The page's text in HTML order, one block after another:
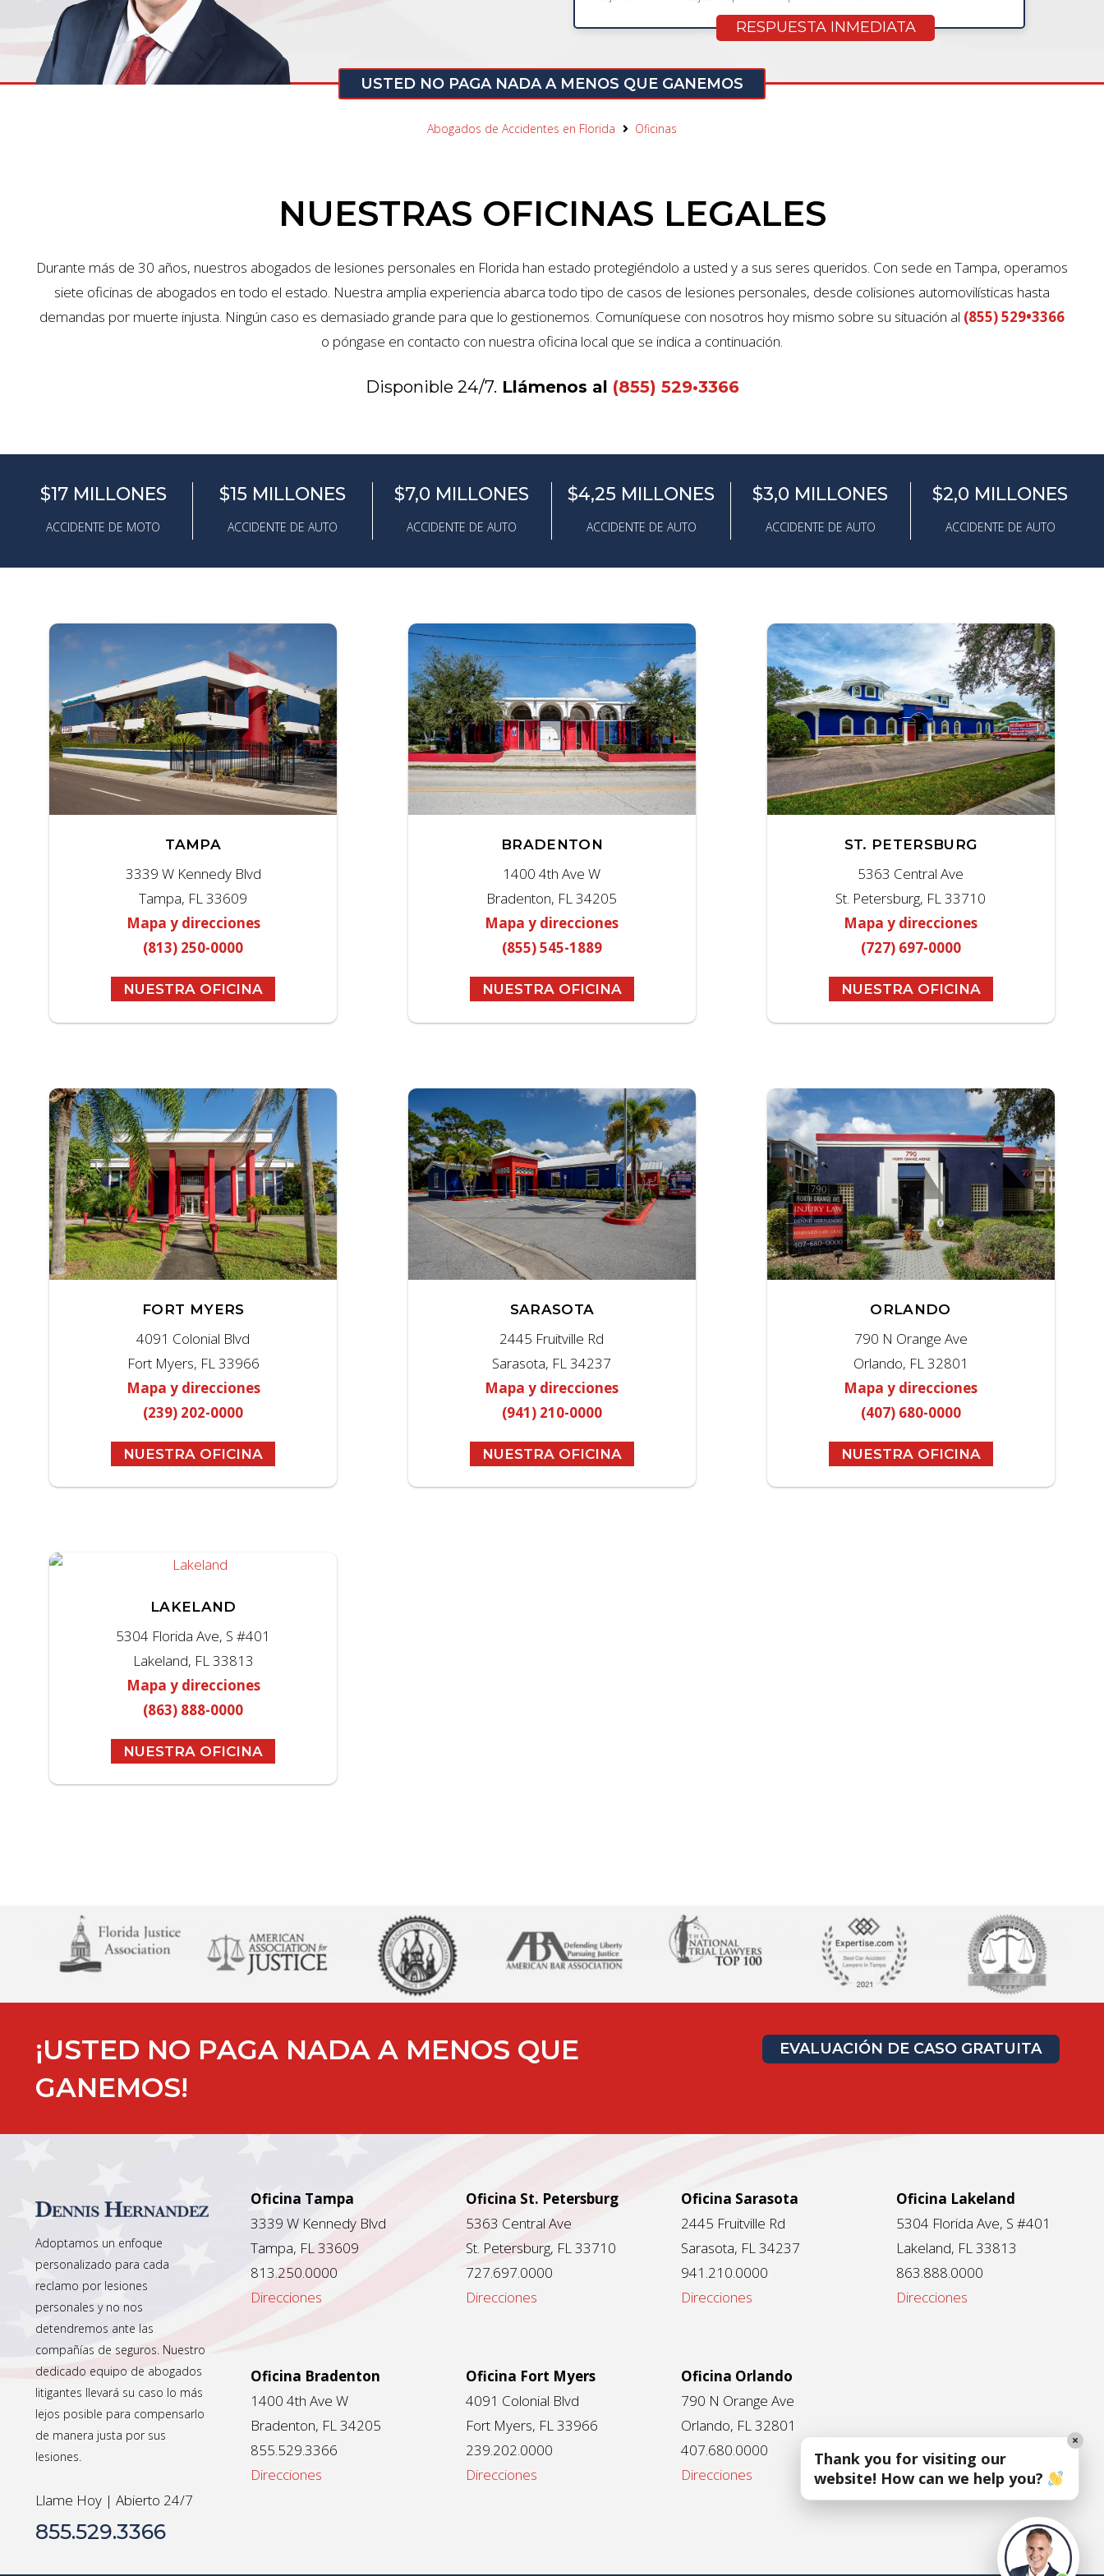
USTED NO PAGA NADA A MENOS QUE GANEMOS
Abogados de Accidentes en Florida Oficinas
NUESTRAS OFICINAS LEGALES
Durante más de 30 años, nuestros abogados de lesiones personales en Florida han estado protegiéndolo a usted y a sus seres queridos. Con sede en Tampa, operamos
siete oficinas de abogados en todo el estado. Nuestra amplia experiencia abarca todo tipo de casos de lesiones personales, desde colisiones automovilísticas hasta
demandas por muerte injusta. Ningún caso es demasiado grande para que lo gestionemos. Comuníquese con nosotros hoy mismo sobre su situación al (855) 529•3366
o póngase en contacto con nuestra oficina local que se indica a continuación.
Disponible 24/7. Llámenos al (855) 529•3366
$17 MILLONES
ACCIDENTE DE MOTO
$15 MILLONES
ACCIDENTE DE AUTO
$7,0 MILLONES
ACCIDENTE DE AUTO
$4,25 MILLONES
ACCIDENTE DE AUTO
$3,0 MILLONES
ACCIDENTE DE AUTO
$2,0 MILLONES
ACCIDENTE DE AUTO
TAMPA
3339 W Kennedy Blvd
Tampa, FL 33609
Mapa y direcciones
(813) 250-0000
NUESTRA OFICINA
BRADENTON
1400 4th Ave W
Bradenton, FL 34205
Mapa y direcciones
(855) 545-1889
NUESTRA OFICINA
ST. PETERSBURG
5363 Central Ave
St. Petersburg, FL 33710
Mapa y direcciones
(727) 697-0000
NUESTRA OFICINA
FORT MYERS
4091 Colonial Blvd
Fort Myers, FL 33966
Mapa y direcciones
(239) 202-0000
NUESTRA OFICINA
SARASOTA
2445 Fruitville Rd
Sarasota, FL 34237
Mapa y direcciones
(941) 210-0000
NUESTRA OFICINA
ORLANDO
790 N Orange Ave
Orlando, FL 32801
Mapa y direcciones
(407) 680-0000
NUESTRA OFICINA
LAKELAND
5304 Florida Ave, S #401
Lakeland, FL 33813
Mapa y direcciones
(863) 888-0000
NUESTRA OFICINA
¡USTED NO PAGA NADA A MENOS QUE
GANEMOS!
EVALUACIÓN DE CASO GRATUITA
Adoptamos un enfoque
personalizado para cada
reclamo por lesiones
personales y no nos
detendremos ante las
compañías de seguros. Nuestro
dedicado equipo de abogados
litigantes llevará su caso lo más
lejos posible para compensarlo
de manera justa por sus
lesiones.
Llame Hoy | Abierto 24/7
855.529.3366
Oficina Tampa
3339 W Kennedy Blvd
Tampa, FL 33609
813.250.0000
Direcciones
Oficina Bradenton
1400 4th Ave W
Bradenton, FL 34205
855.529.3366
Direcciones
Oficina St. Petersburg
5363 Central Ave
St. Petersburg, FL 33710
727.697.0000
Direcciones
Oficina Fort Myers
4091 Colonial Blvd
Fort Myers, FL 33966
239.202.0000
Direcciones
Oficina Sarasota
2445 Fruitville Rd
Sarasota, FL 34237
941.210.0000
Direcciones
Oficina Orlando
790 N Orange Ave
Orlando, FL 32801
407.680.0000
Direcciones
Oficina Lakeland
5304 Florida Ave, S #401
Lakeland, FL 33813
863.888.0000
Direcciones
Thank you for visiting our
website! How can we help you?
×